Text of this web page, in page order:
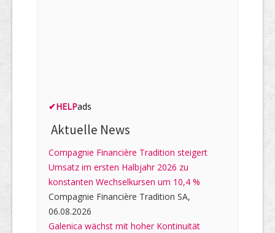
✔HELPads
Aktuelle News
Compagnie Financière Tradition steigert
Umsatz im ersten Halbjahr 2026 zu
konstanten Wechselkursen um 10,4 %
Compagnie Financière Tradition SA,
06.08.2026
Galenica wächst mit hoher Kontinuität